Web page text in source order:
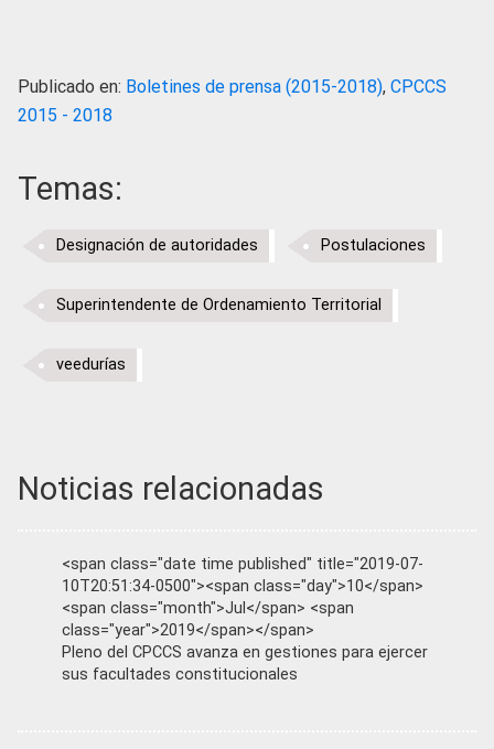
Publicado en: Boletines de prensa (2015-2018), CPCCS
2015 - 2018
Temas:
Designación de autoridades Postulaciones
Superintendente de Ordenamiento Territorial
veedurías
Noticias relacionadas
<span class="date time published" title="2019-07-
10T20:51:34-0500"><span class="day">10</span>
<span class="month">Jul</span> <span
class="year">2019</span></span>
Pleno del CPCCS avanza en gestiones para ejercer
sus facultades constitucionales